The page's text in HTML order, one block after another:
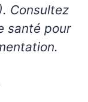
Consultez
santé pour